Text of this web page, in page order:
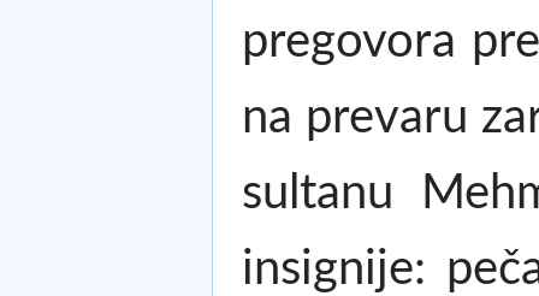
pregovora
na prevaru
sultanu
insignije: